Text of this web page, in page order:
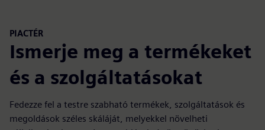
PIACTÉR
Ismerje meg a termékeket
és a szolgáltatásokat
Fedezze fel a testre szabható termékek, szolgáltatások és
megoldások széles skáláját, melyekkel növelheti